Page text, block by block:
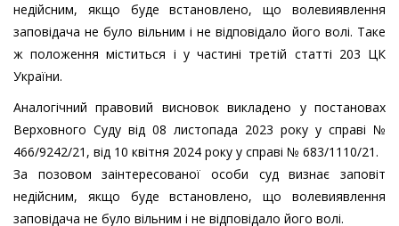
недійсним, якщо буде встановлено, що волевиявлення
заповідача не було вільним і не відповідало його волі. Таке
ж положення міститься і у частині третій статті 203 ЦК
України.
Аналогічний правовий висновок викладено у постановах
Верховного Суду від 08 листопада 2023 року у справі №
466/9242/21, від 10 квітня 2024 року у справі № 683/1110/21.
За позовом заінтересованої особи суд визнає заповіт
недійсним, якщо буде встановлено, що волевиявлення
заповідача не було вільним і не відповідало його волі.